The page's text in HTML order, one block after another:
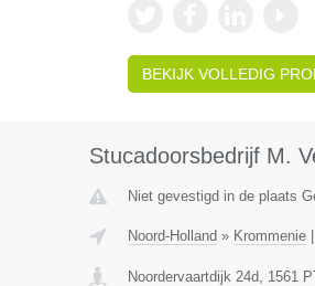
BEKIJK VOLLEDIG
Stucadoorsbedrijf M.
Niet gevestigd in de plaats
Noord-Holland » Krommenie|
Noordervaartdijk 24d, 1561